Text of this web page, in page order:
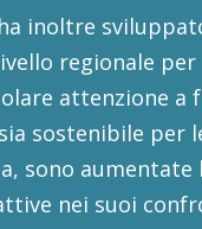
inoltre
regionale
attenzione a
sostenibile per
sono aumentate
nei suoi